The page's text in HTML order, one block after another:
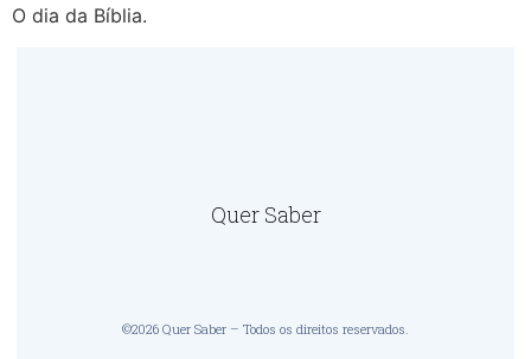
O dia da Bíblia.
Quer Saber
©2026 Quer Saber – Todos os direitos reservados.